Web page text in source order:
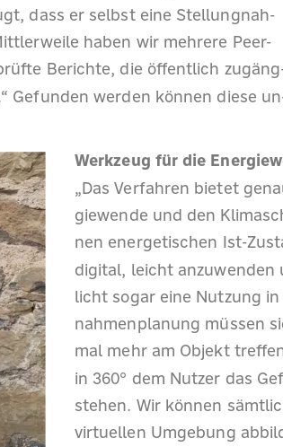
dass er selbst eine Stellungnah-
haben wir mehrere Peer-
Berichte, die öffentlich
Gefunden werden können diese
Werkzeug für die
„Das Verfahren bietet
giewende und den
nen energetischen Ist-
digital, leicht anzuwenden
licht sogar eine Nutzung
nahmenplanung müssen
mal mehr am Objekt
in 360° dem Nutzer das
stehen. Wir können
virtuellen Umgebung